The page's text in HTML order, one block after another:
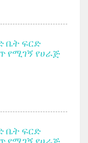
ቤት ፍርድ
የሚገኝ የሀራጅ
ቤት ፍርድ